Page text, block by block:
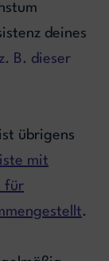
deines
B. dieser
übrigens
mit
für
.